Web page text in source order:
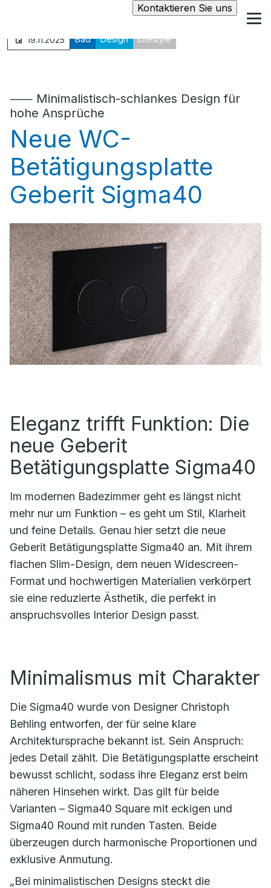
Kontaktieren Sie uns
19.11.2025 Bad Design Lifestyle
⸺ Minimalistisch-schlankes Design für
hohe Ansprüche
Neue WC-
Betätigungsplatte
Geberit Sigma40
Eleganz trifft Funktion: Die
neue Geberit
Betätigungsplatte Sigma40
Im modernen Badezimmer geht es längst nicht
mehr nur um Funktion – es geht um Stil, Klarheit
und feine Details. Genau hier setzt die neue
Geberit Betätigungsplatte Sigma40 an. Mit ihrem
flachen Slim-Design, dem neuen Widescreen-
Format und hochwertigen Materialien verkörpert
sie eine reduzierte Ästhetik, die perfekt in
anspruchsvolles Interior Design passt.
Minimalismus mit Charakter
Die Sigma40 wurde von Designer Christoph
Behling entworfen, der für seine klare
Architektursprache bekannt ist. Sein Anspruch:
jedes Detail zählt. Die Betätigungsplatte erscheint
bewusst schlicht, sodass ihre Eleganz erst beim
näheren Hinsehen wirkt. Das gilt für beide
Varianten – Sigma40 Square mit eckigen und
Sigma40 Round mit runden Tasten. Beide
überzeugen durch harmonische Proportionen und
exklusive Anmutung.
„Bei minimalistischen Designs steckt die